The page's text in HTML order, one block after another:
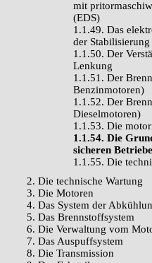
mit
(EDS)
1.1.49. Das
der Stabilisierung
1.1.50. Der
Lenkung
1.1.51. Der
Benzinmotoren)
1.1.52. Der
Dieselmotoren)
1.1.53. Die
1.1.54. Die
sicheren
1.1.55. Die
2. Die technische Wartung
3. Die Motoren
4. Das System der
5. Das Brennstoffsystem
6. Die Verwaltung vom
7. Das Auspuffsystem
8. Die Transmission